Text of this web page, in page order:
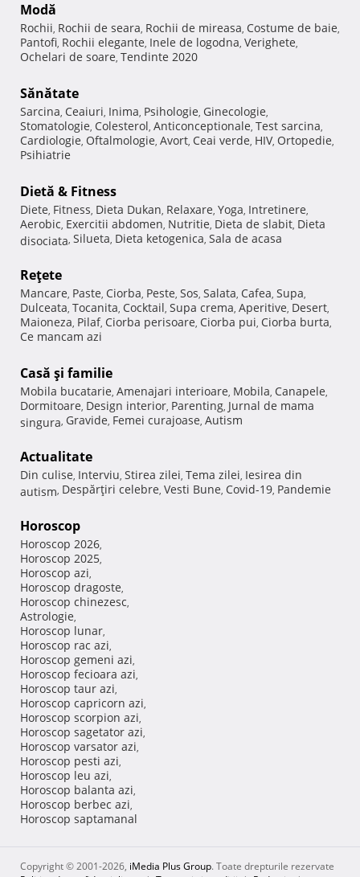
Modă
Rochii, Rochii de seara, Rochii de mireasa, Costume de baie,
Pantofi, Rochii elegante, Inele de logodna, Verighete,
Ochelari de soare, Tendinte 2020
Sănătate
Sarcina, Ceaiuri, Inima, Psihologie, Ginecologie,
Stomatologie, Colesterol, Anticonceptionale, Test sarcina,
Cardiologie, Oftalmologie, Avort, Ceai verde, HIV, Ortopedie,
Psihiatrie
Dietă & Fitness
Diete, Fitness, Dieta Dukan, Relaxare, Yoga, Intretinere,
Aerobic, Exercitii abdomen, Nutritie, Dieta de slabit, Dieta
disociata, Silueta, Dieta ketogenica, Sala de acasa
Reţete
Mancare, Paste, Ciorba, Peste, Sos, Salata, Cafea, Supa,
Dulceata, Tocanita, Cocktail, Supa crema, Aperitive, Desert,
Maioneza, Pilaf, Ciorba perisoare, Ciorba pui, Ciorba burta,
Ce mancam azi
Casă şi familie
Mobila bucatarie, Amenajari interioare, Mobila, Canapele,
Dormitoare, Design interior, Parenting, Jurnal de mama
singura, Gravide, Femei curajoase, Autism
Actualitate
Din culise, Interviu, Stirea zilei, Tema zilei, Iesirea din
autism, Despărţiri celebre, Vesti Bune, Covid-19, Pandemie
Horoscop
Horoscop 2026,
Horoscop 2025,
Horoscop azi,
Horoscop dragoste,
Horoscop chinezesc,
Astrologie,
Horoscop lunar,
Horoscop rac azi,
Horoscop gemeni azi,
Horoscop fecioara azi,
Horoscop taur azi,
Horoscop capricorn azi,
Horoscop scorpion azi,
Horoscop sagetator azi,
Horoscop varsator azi,
Horoscop pesti azi,
Horoscop leu azi,
Horoscop balanta azi,
Horoscop berbec azi,
Horoscop saptamanal
Copyright © 2001-2026, iMedia Plus Group. Toate drepturile rezervate